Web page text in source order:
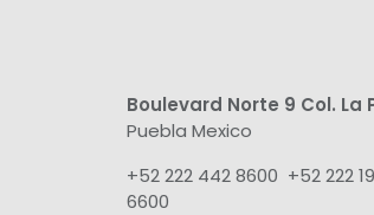
Boulevard Norte 9 Col. La
Puebla Mexico
+52 222 442 8600 +52 222
6600